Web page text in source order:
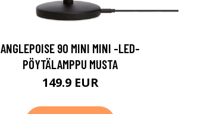
ANGLEPOISE 90 MINI MINI -LED-
PÖYTÄLAMPPU MUSTA
149.9 EUR